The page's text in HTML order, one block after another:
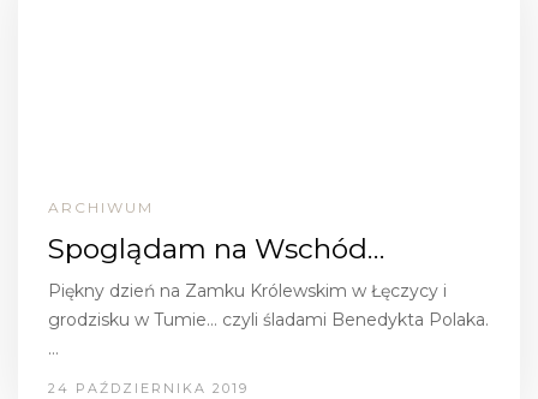
ARCHIWUM
Spoglądam na Wschód…
Piękny dzień na Zamku Królewskim w Łęczycy i
grodzisku w Tumie… czyli śladami Benedykta Polaka.
…
24 PAŹDZIERNIKA 2019